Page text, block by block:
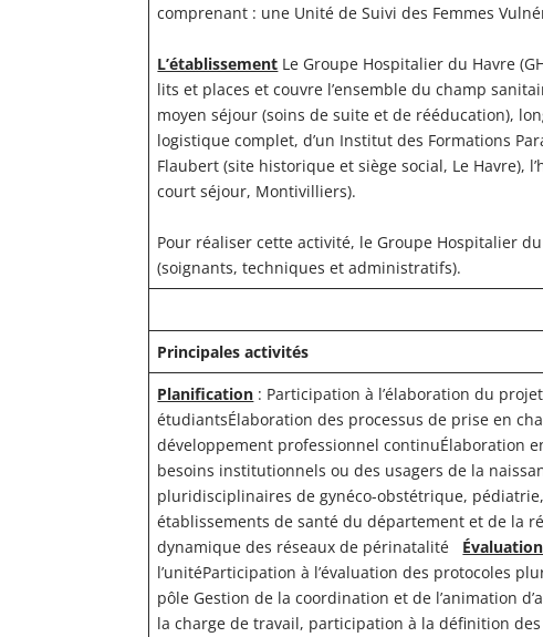
comprenant : une Unité de Suivi des Femmes
L’établissement Le Groupe Hospitalier du Havre
lits et places et couvre l’ensemble du champ
moyen séjour (soins de suite et de rééducation),
logistique complet, d’un Institut des Formations
Flaubert (site historique et siège social, Le Havre),
court séjour,
Pour réaliser cette activité, le Groupe Hospitalier
(soignants, techniques et administratifs).
Principales activités
Planification : Participation à l’élaboration du
étudiantsÉlaboration des processus de prise en
développement professionnel continuÉlaboration
besoins institutionnels ou des usagers de la
pluridisciplinaires de gynéco-obstétrique,
établissements de santé du département et de la
dynamique des réseaux de périnatalité Évaluation
l’unitéParticipation à l’évaluation des protocoles
pôle Gestion de la coordination et de l’animation
la charge de travail, participation à la définition